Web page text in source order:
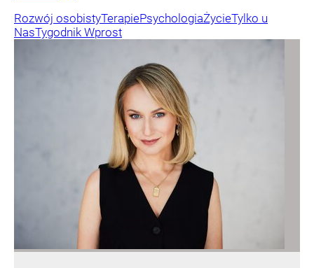
Rozwój osobistyTerapiePsychologiaŻycieTylko u
NasTygodnik Wprost